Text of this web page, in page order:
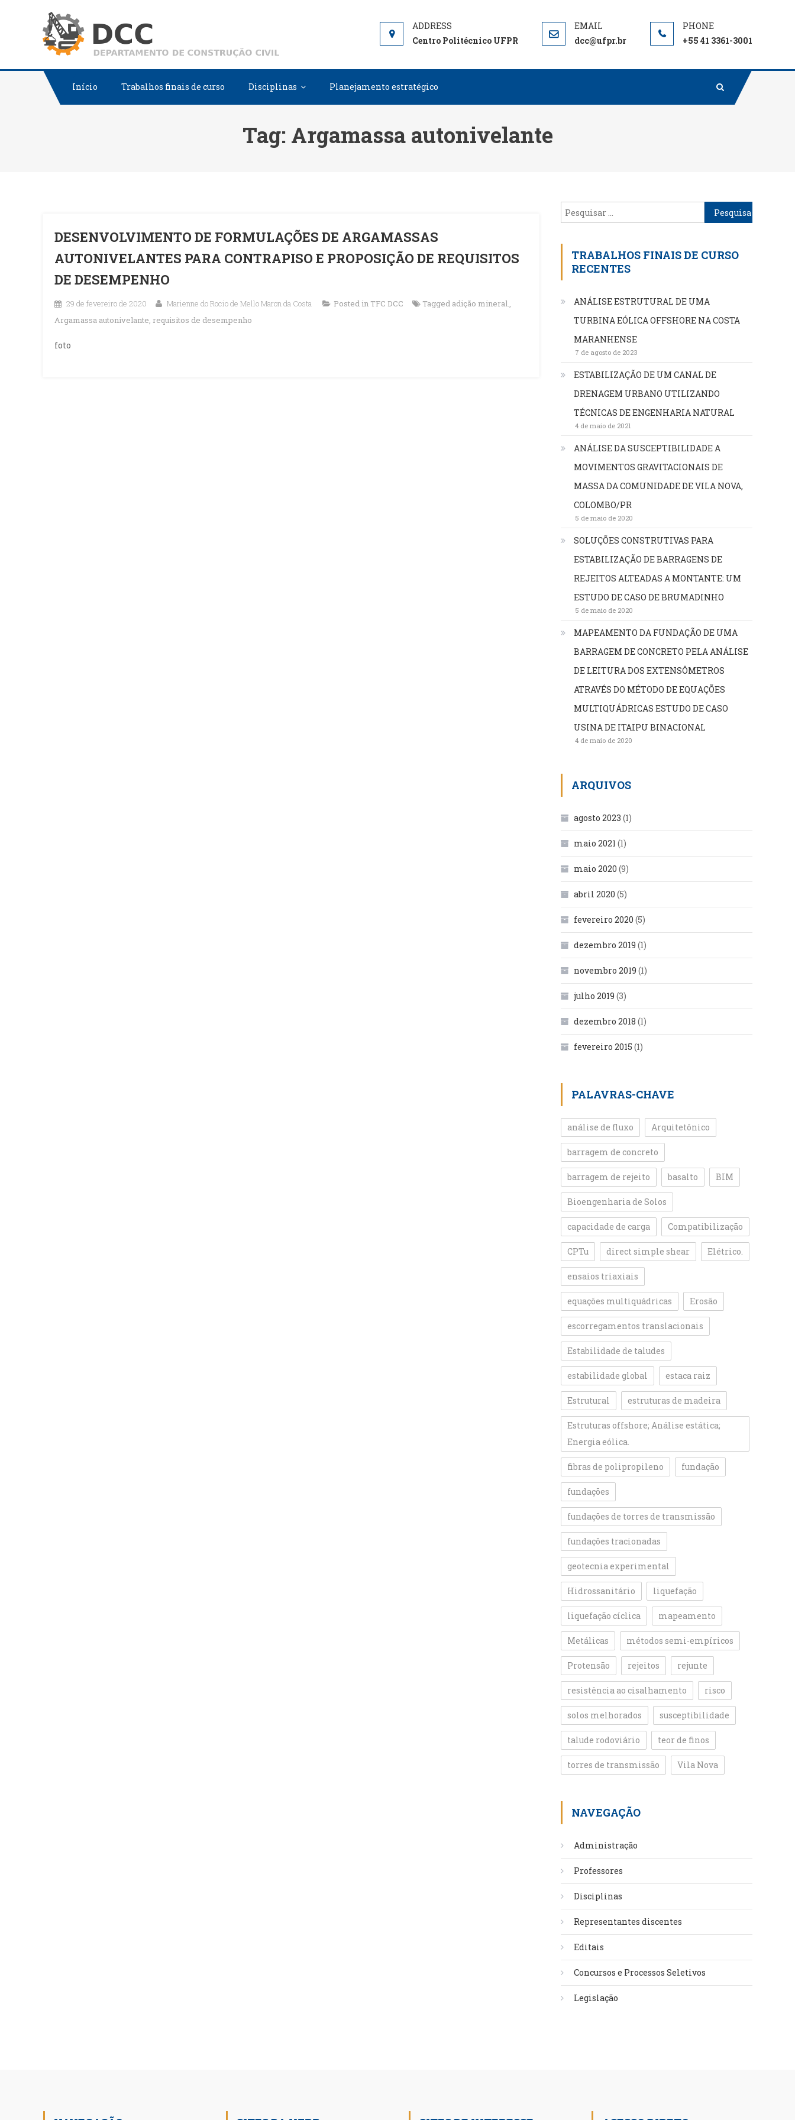
Departamento de Construção Civil
Centro Politécnico UFPR
dcc@ufpr.br +55 41 3361-3001
Início Trabalhos finais de curso Disciplinas Planejamento estratégico
Tag: Argamassa autonivelante
DESENVOLVIMENTO DE FORMULAÇÕES DE ARGAMASSAS
AUTONIVELANTES PARA CONTRAPISO E PROPOSIÇÃO DE REQUISITOS
DE DESEMPENHO
29 de fevereiro de 2020 Marienne do Rocio de Mello Maron da Costa Posted in TFC DCC Tagged adição mineral.,
Argamassa autonivelante, requisitos de desempenho
foto
Pesquisar
por:
TRABALHOS FINAIS DE CURSO
RECENTES
ANÁLISE ESTRUTURAL DE UMA
TURBINA EÓLICA OFFSHORE NA COSTA
MARANHENSE
7 de agosto de 2023
ESTABILIZAÇÃO DE UM CANAL DE
DRENAGEM URBANO UTILIZANDO
TÉCNICAS DE ENGENHARIA NATURAL
4 de maio de 2021
ANÁLISE DA SUSCEPTIBILIDADE A
MOVIMENTOS GRAVITACIONAIS DE
MASSA DA COMUNIDADE DE VILA NOVA,
COLOMBO/PR
5 de maio de 2020
SOLUÇÕES CONSTRUTIVAS PARA
ESTABILIZAÇÃO DE BARRAGENS DE
REJEITOS ALTEADAS A MONTANTE: UM
ESTUDO DE CASO DE BRUMADINHO
5 de maio de 2020
MAPEAMENTO DA FUNDAÇÃO DE UMA
BARRAGEM DE CONCRETO PELA ANÁLISE
DE LEITURA DOS EXTENSÔMETROS
ATRAVÉS DO MÉTODO DE EQUAÇÕES
MULTIQUÁDRICAS ESTUDO DE CASO
USINA DE ITAIPU BINACIONAL
4 de maio de 2020
ARQUIVOS
agosto 2023 (1)
maio 2021 (1)
maio 2020 (9)
abril 2020 (5)
fevereiro 2020 (5)
dezembro 2019 (1)
novembro 2019 (1)
julho 2019 (3)
dezembro 2018 (1)
fevereiro 2015 (1)
PALAVRAS-CHAVE
análise de fluxo Arquitetônico
barragem de concreto
barragem de rejeito basalto BIM
Bioengenharia de Solos
capacidade de carga Compatibilização
CPTu direct simple shear Elétrico.
ensaios triaxiais
equações multiquádricas Erosão
escorregamentos translacionais
Estabilidade de taludes
estabilidade global estaca raiz
Estrutural estruturas de madeira
Estruturas offshore; Análise estática;
Energia eólica.
fibras de polipropileno fundação
fundações
fundações de torres de transmissão
fundações tracionadas
geotecnia experimental
Hidrossanitário liquefação
liquefação cíclica mapeamento
Metálicas métodos semi-empíricos
Protensão rejeitos rejunte
resistência ao cisalhamento risco
solos melhorados susceptibilidade
talude rodoviário teor de finos
torres de transmissão Vila Nova
NAVEGAÇÃO
Administração
Professores
Disciplinas
Representantes discentes
Editais
Concursos e Processos Seletivos
Legislação